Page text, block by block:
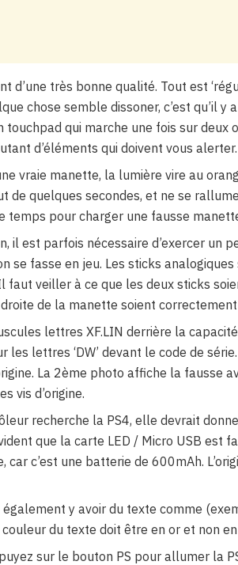
d’une très bonne qualité. Tout est
chose semble dissoner, c’est qu’il y
qui marche une fois sur deux
d’éléments qui doivent vous alerter.
vraie manette, la lumière vire au
de quelques secondes, et ne se
pour charger une fausse
il est parfois nécessaire d’exercer un
se fasse en jeu. Les sticks
faut veiller à ce que les deux sticks
de la manette soient
lettres XF.LIN derrière la
lettres ‘DW’ devant le code de
La 2ème photo affiche la fausse
vis d’origine.
recherche la PS4, elle devrait
que la carte LED / Micro USB est
car c’est une batterie de 600mAh.
y avoir du texte comme
du texte doit être en or et non
sur le bouton PS pour allumer la